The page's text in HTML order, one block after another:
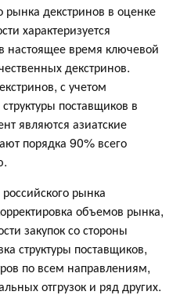
рынка декстринов в оценке
характеризуется
настоящее время ключевой
декстринов.
с учетом
поставщиков в
являются азиатские
порядка 90% всего
рынка
объемов рынка,
закупок со стороны
структуры поставщиков,
по всем направлениям,
отгрузок и ряд других.